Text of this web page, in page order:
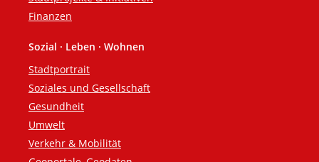
Finanzen
Sozial · Leben · Wohnen
Stadtportrait
Soziales und Gesellschaft
Gesundheit
Umwelt
Verkehr & Mobilität